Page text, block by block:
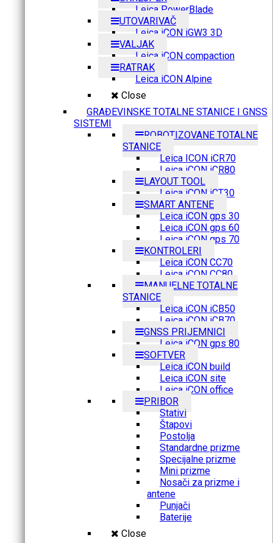
Leica PowerBlade
UTOVARIVAČ
Leica iCON iGW3 3D
VALJAK
Leica iCON compaction
RATRAK
Leica iCON Alpine
Close
GRAĐEVINSKE TOTALNE STANICE I GNSS
SISTEMI
ROBOTIZOVANE TOTALNE
STANICE
Leica ICON iCR70
Leica iCON iCR80
LAYOUT TOOL
Leica iCON iCT30
SMART ANTENE
Leica iCON gps 30
Leica iCON gps 60
Leica iCON gps 70
KONTROLERI
Leica iCON CC70
Leica iCON CC80
MANUELNE TOTALNE
STANICE
Leica iCON iCB50
Leica iCON iCB70
GNSS PRIJEMNICI
Leica iCON gps 80
SOFTVER
Leica iCON build
Leica iCON site
Leica iCON office
PRIBOR
Stativi
Štapovi
Postolja
Standardne prizme
Specijalne prizme
Mini prizme
Nosači za prizme i
antene
Punjači
Baterije
Close